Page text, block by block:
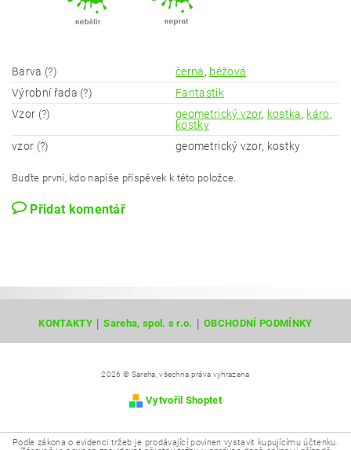
Barva (?) černá, béžová
Výrobní řada (?)
Fantastik
Vzor (?)
geometrický vzor, kostka, káro,
kostky
vzor (?)
geometrický vzor, kostky
Buďte první, kdo napíše příspěvek k této položce.
Přidat komentář
KONTAKTY Sareha, spol. s r.o. OBCHODNÍ PODMÍNKY
2026 © Sareha, všechna práva vyhrazena
Vytvořil Shoptet
Podle zákona o evidenci tržeb je prodávající povinen vystavit kupujícímu účtenku.